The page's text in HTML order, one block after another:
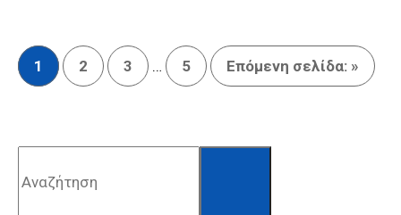
1 2 3 … 5 Επόμενη σελίδα: »